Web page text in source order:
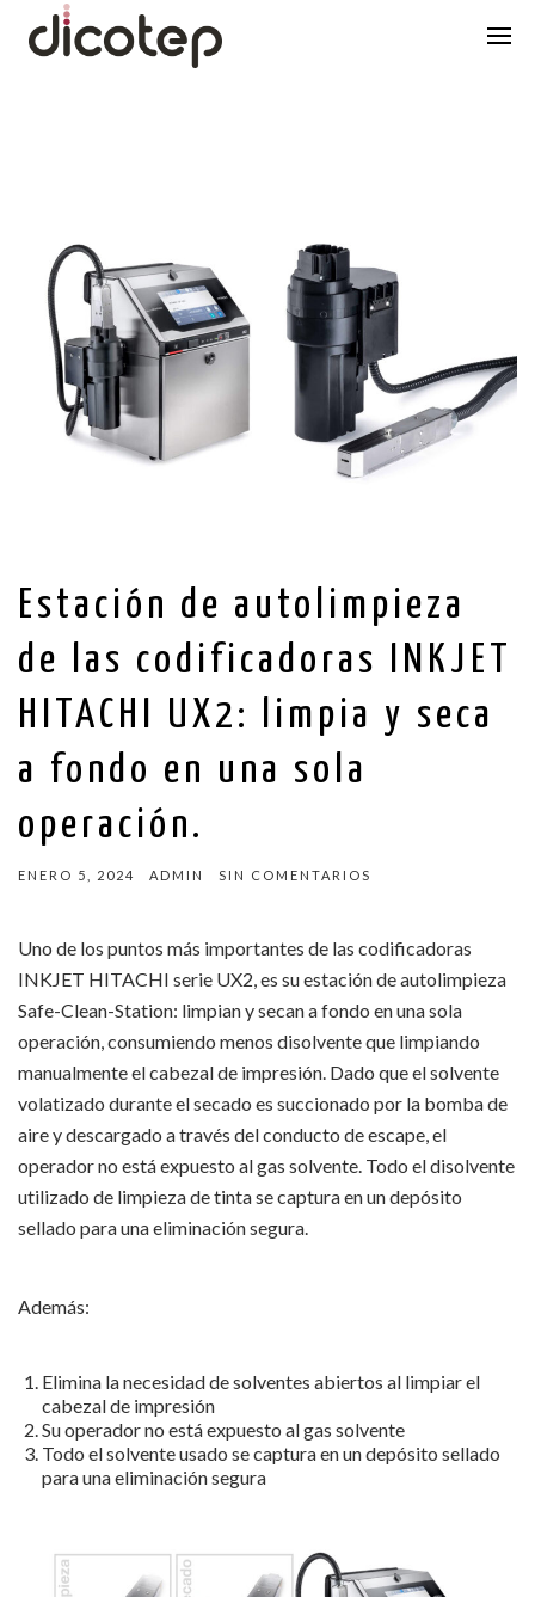
Estación de autolimpieza
de las codificadoras INKJET
HITACHI UX2: limpia y seca
a fondo en una sola
operación.
ENERO 5, 2024 ADMIN SIN COMENTARIOS
Uno de los puntos más importantes de las codificadoras
INKJET HITACHI serie UX2, es su estación de autolimpieza
Safe-Clean-Station: limpian y secan a fondo en una sola
operación, consumiendo menos disolvente que limpiando
manualmente el cabezal de impresión. Dado que el solvente
volatizado durante el secado es succionado por la bomba de
aire y descargado a través del conducto de escape, el
operador no está expuesto al gas solvente. Todo el disolvente
utilizado de limpieza de tinta se captura en un depósito
sellado para una eliminación segura.
Además:
Elimina la necesidad de solventes abiertos al limpiar el
cabezal de impresión
Su operador no está expuesto al gas solvente
Todo el solvente usado se captura en un depósito sellado
para una eliminación segura